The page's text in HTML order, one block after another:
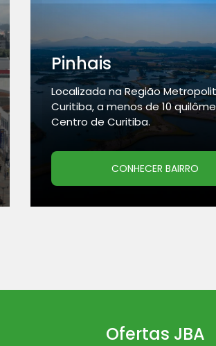
Pinhais
Localizada na Região
Curitiba, a menos de 10
Centro de Curitiba.
CONHECER BAIRRO
Ofertas JBA